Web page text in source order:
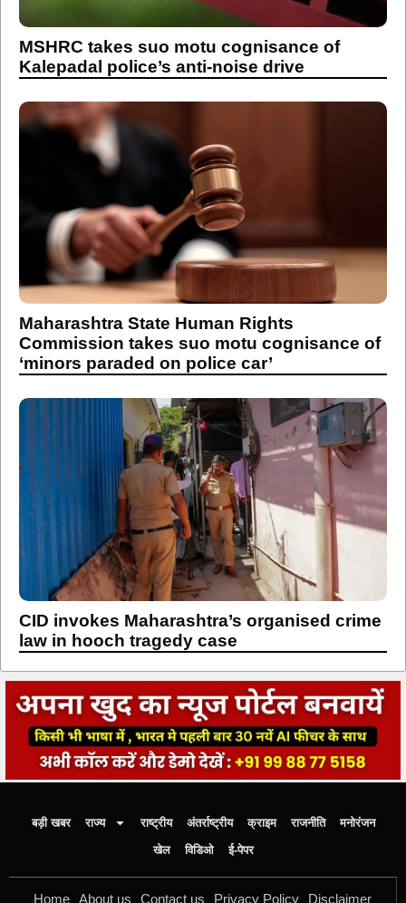
MSHRC takes suo motu cognisance of
Kalepadal police’s anti-noise drive
Maharashtra State Human Rights
Commission takes suo motu cognisance of
‘minors paraded on police car’
CID invokes Maharashtra’s organised crime
law in hooch tragedy case
बड़ी खबर राज्य राष्ट्रीय अंतर्राष्ट्रीय क्राइम राजनीति
मनोरंजन
खेल
विडिओ ई-पेपर
Home About us Contact us Privacy Policy Disclaimer